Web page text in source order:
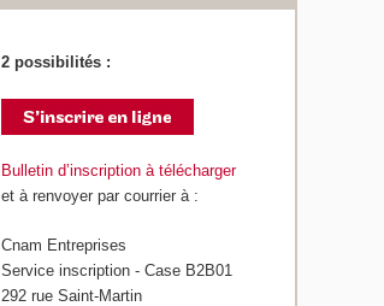
2 possibilités :
Bulletin d’inscription à télécharger
et à renvoyer par courrier à :
Cnam Entreprises
Service inscription - Case B2B01
292 rue Saint-Martin